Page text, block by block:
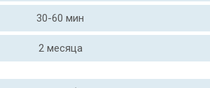
30-60 мин
2 месяца